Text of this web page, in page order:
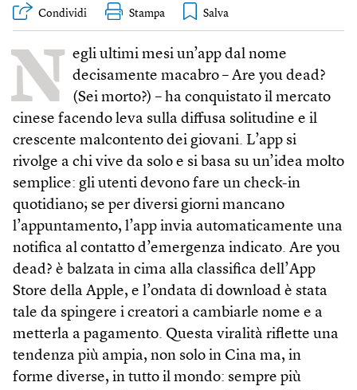
Condividi Stampa
N egli ultimi mesi un’app dal nome
decisamente macabro – Are you dead?
(Sei morto?) – ha conquistato il mercato
cinese facendo leva sulla diffusa solitudine e il
crescente malcontento dei giovani. L’app si
rivolge a chi vive da solo e si basa su un’idea molto
semplice: gli utenti devono fare un check-in
quotidiano; se per diversi giorni mancano
l’appuntamento, l’app invia automaticamente una
notifica al contatto d’emergenza indicato. Are you
dead? è balzata in cima alla classifica dell’App
Store della Apple, e l’ondata di down­load è stata
tale da spingere i creatori a cambiarle nome e a
metterla a pagamento. Questa viralità riflette una
tendenza più ampia, non solo in Cina ma, in
forme diverse, in tutto il mondo: sempre più